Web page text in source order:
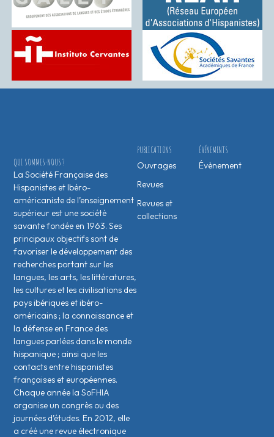
ÉVÉNEMENTS
Évènement
PUBLICATIONS
Ouvrages
Revues
Revues et
collections
QUI SOMMES-NOUS ?
La Société Française des
Hispanistes et Ibéro-
américaniste de l’enseignement
supérieur est une société
savante fondée en 1963. Ses
principaux objectifs sont de
favoriser le développement des
recherches portant sur les
langues, les arts, les littératures,
les cultures et les civilisations des
pays ibériques et ibéro-
américains ; la connaissance et
la défense en France des
langues parlées dans le monde
hispanique ; ainsi que les
contacts entre hispanistes
français·es et européen·nes.
Chaque année la SoFHIA
organise un congrès ou des
journées d’études. En 2012, elle
a créé une revue électronique